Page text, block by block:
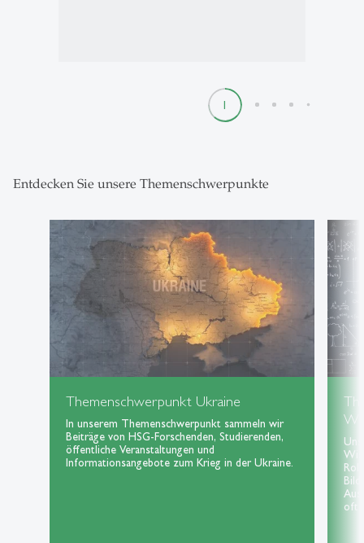
1 2 3 4 5
Entdecken Sie unsere Themenschwerpunkte
Themenschwerpunkt Ukraine
In unserem Themenschwerpunkt sammeln wir
Beiträge von HSG-Forschenden, Studierenden,
öffentliche Veranstaltungen und
Informationsangebote zum Krieg in der Ukraine.
oft